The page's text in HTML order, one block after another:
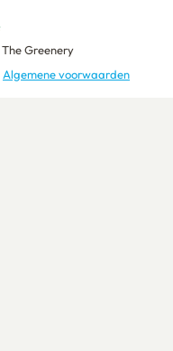
The Greenery
Algemene voorwaarden